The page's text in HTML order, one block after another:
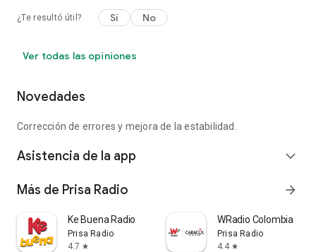
¿Te resultó útil? Sí No
Ver todas las opiniones
Novedades
Corrección de errores y mejora de la estabilidad.
Asistencia de la app expand_more
Más de Prisa Radio arrow_forward
Ke Buena Radio
Prisa Radio
4.7 star
WRadio Colombia
Prisa Radio
4.4 star